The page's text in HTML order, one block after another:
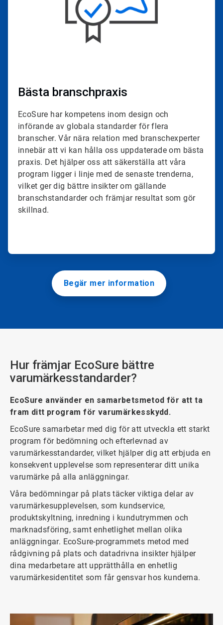
Bästa branschpraxis
EcoSure har kompetens inom design och
införande av globala standarder för flera
branscher. Vår nära relation med branschexperter
innebär att vi kan hålla oss uppdaterade om bästa
praxis. Det hjälper oss att säkerställa att våra
program ligger i linje med de senaste trenderna,
vilket ger dig bättre insikter om gällande
branschstandarder och främjar resultat som gör
skillnad.
Begär mer information
Hur främjar EcoSure bättre
varumärkesstandarder?
EcoSure använder en samarbetsmetod för att ta
fram ditt program för varumärkesskydd.
EcoSure samarbetar med dig för att utveckla ett starkt
program för bedömning och efterlevnad av
varumärkesstandarder, vilket hjälper dig att erbjuda en
konsekvent upplevelse som representerar ditt unika
varumärke på alla anläggningar.
Våra bedömningar på plats täcker viktiga delar av
varumärkesupplevelsen, som kundservice,
produktskyltning, inredning i kundutrymmen och
marknadsföring, samt enhetlighet mellan olika
anläggningar. EcoSure-programmets metod med
rådgivning på plats och datadrivna insikter hjälper
dina medarbetare att upprätthålla en enhetlig
varumärkesidentitet som får gensvar hos kunderna.